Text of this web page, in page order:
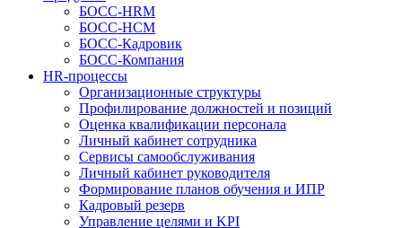
БОСС-HRM
БОСС-HCM
БОСС-Кадровик
БОСС-Компания
HR-процессы
Организационные структуры
Профилирование должностей и позиций
Оценка квалификации персонала
Личный кабинет сотрудника
Сервисы самообслуживания
Личный кабинет руководителя
Формирование планов обучения и ИПР
Кадровый резерв
Управление целями и KPI